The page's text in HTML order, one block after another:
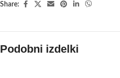
Share:
Podobni izdelki